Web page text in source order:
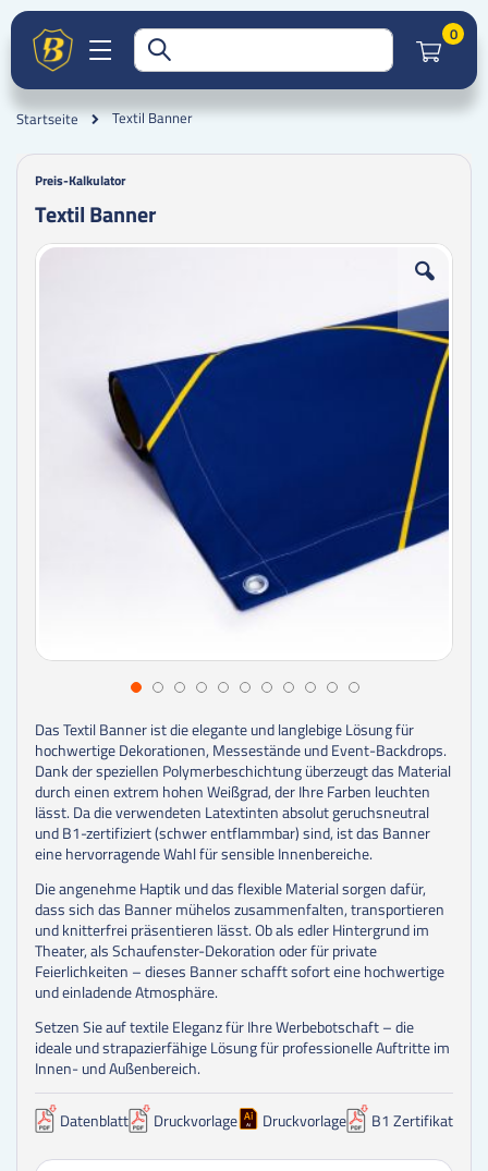
0
Startseite Textil Banner
Preis-Kalkulator
Textil Banner
Zum
Zum
Das Textil Banner ist die elegante und langlebige Lösung für
hochwertige Dekorationen, Messestände und Event-Backdrops.
Dank der speziellen Polymerbeschichtung überzeugt das Material
durch einen extrem hohen Weißgrad, der Ihre Farben leuchten
lässt. Da die verwendeten Latextinten absolut geruchsneutral
und B1-zertifiziert (schwer entflammbar) sind, ist das Banner
eine hervorragende Wahl für sensible Innenbereiche.
Die angenehme Haptik und das flexible Material sorgen dafür,
dass sich das Banner mühelos zusammenfalten, transportieren
und knitterfrei präsentieren lässt. Ob als edler Hintergrund im
Theater, als Schaufenster-Dekoration oder für private
Feierlichkeiten – dieses Banner schafft sofort eine hochwertige
und einladende Atmosphäre.
Setzen Sie auf textile Eleganz für Ihre Werbebotschaft – die
ideale und strapazierfähige Lösung für professionelle Auftritte im
Innen- und Außenbereich.
Datenblatt Druckvorlage Druckvorlage B1 Zertifikat